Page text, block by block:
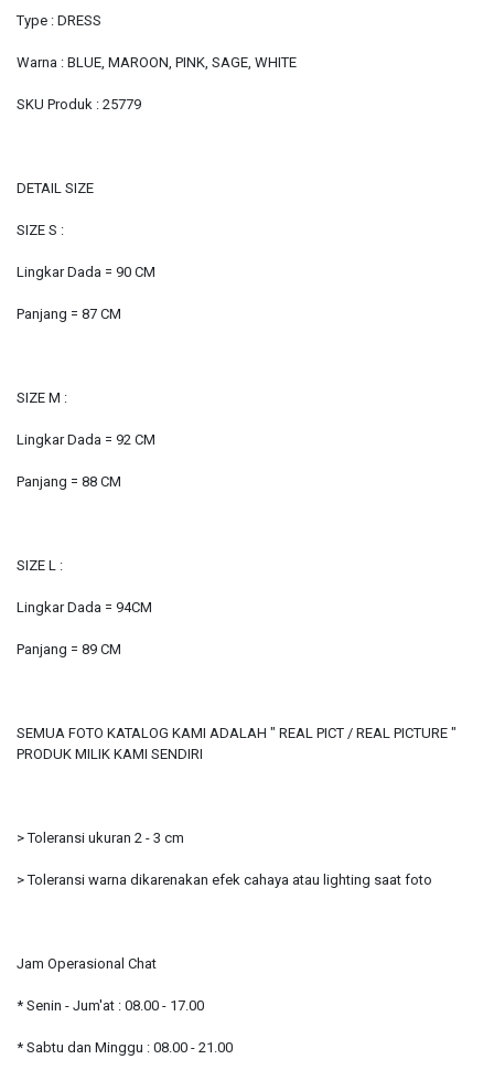
Type : DRESS
Warna : BLUE, MAROON, PINK, SAGE, WHITE
SKU Produk : 25779
DETAIL SIZE
SIZE S :
Lingkar Dada = 90 CM
Panjang = 87 CM
SIZE M :
Lingkar Dada = 92 CM
Panjang = 88 CM
SIZE L :
Lingkar Dada = 94CM
Panjang = 89 CM
SEMUA FOTO KATALOG KAMI ADALAH " REAL PICT / REAL PICTURE "
PRODUK MILIK KAMI SENDIRI
> Toleransi ukuran 2 - 3 cm
> Toleransi warna dikarenakan efek cahaya atau lighting saat foto
Jam Operasional Chat
* Senin - Jum'at : 08.00 - 17.00
* Sabtu dan Minggu : 08.00 - 21.00